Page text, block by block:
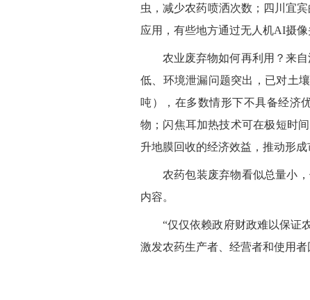
虫，减少农药喷洒次数；四川宜
应用，有些地方通过无人机AI摄
农业废弃物如何再利用？来
低、环境泄漏问题突出，已对土
吨），在多数情形下不具备经济
物；闪焦耳加热技术可在极短时
升地膜回收的经济效益，推动形成
农药包装废弃物看似总量小
内容。
“仅仅依赖政府财政难以保证
激发农药生产者、经营者和使用